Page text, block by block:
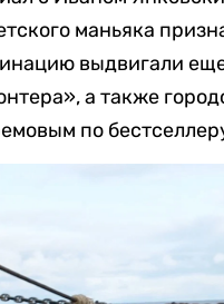
маньяка
выдвигали
а также
по